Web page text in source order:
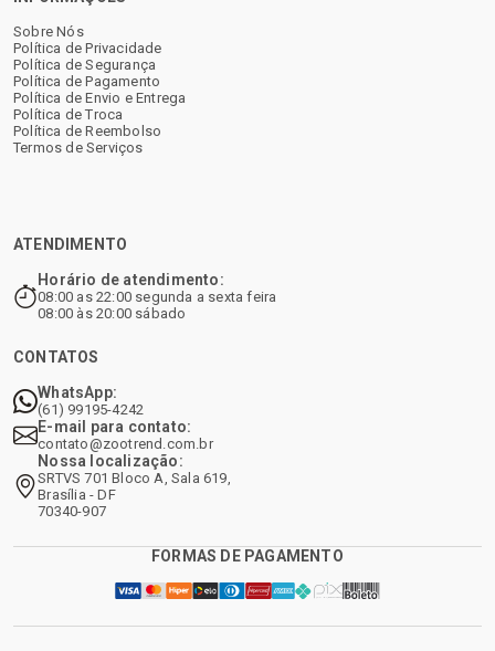
Sobre Nós
Política de Privacidade
Política de Segurança
Política de Pagamento
Política de Envio e Entrega
Política de Troca
Política de Reembolso
Termos de Serviços
ATENDIMENTO
Horário de atendimento:
08:00 as 22:00 segunda a sexta feira
08:00 às 20:00 sábado
CONTATOS
WhatsApp:
(61) 99195-4242
E-mail para contato:
contato@zootrend.com.br
Nossa localização:
SRTVS 701 Bloco A, Sala 619,
Brasília - DF
70340-907
FORMAS DE PAGAMENTO